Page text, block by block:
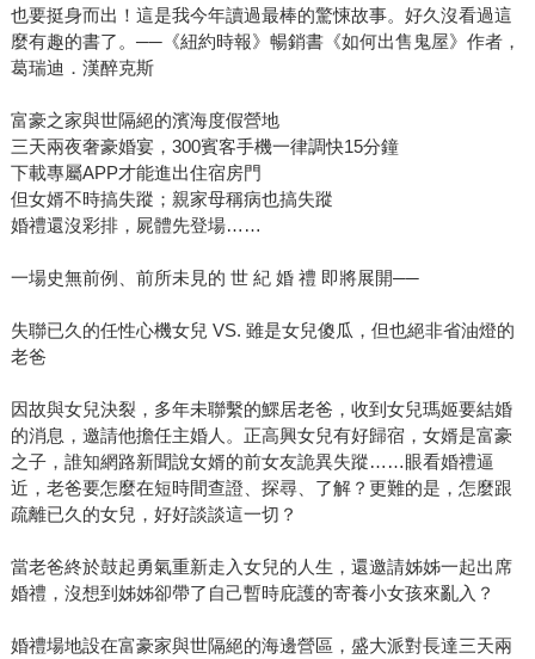
也要挺身而出！這是我今年讀過最棒的驚悚故事。好久沒看過這
麼有趣的書了。──《紐約時報》暢銷書《如何出售鬼屋》作者，
葛瑞迪．漢醉克斯
富豪之家與世隔絕的濱海度假營地
三天兩夜奢豪婚宴，300賓客手機一律調快15分鐘
下載專屬APP才能進出住宿房門
但女婿不時搞失蹤；親家母稱病也搞失蹤
婚禮還沒彩排，屍體先登場……
一場史無前例、前所未見的 世 紀 婚 禮 即將展開──
失聯已久的任性心機女兒 VS. 雖是女兒傻瓜，但也絕非省油燈的
老爸
因故與女兒決裂，多年未聯繫的鰥居老爸，收到女兒瑪姬要結婚
的消息，邀請他擔任主婚人。正高興女兒有好歸宿，女婿是富豪
之子，誰知網路新聞說女婿的前女友詭異失蹤……眼看婚禮逼
近，老爸要怎麼在短時間查證、探尋、了解？更難的是，怎麼跟
疏離已久的女兒，好好談談這一切？
當老爸終於鼓起勇氣重新走入女兒的人生，還邀請姊姊一起出席
婚禮，沒想到姊姊卻帶了自己暫時庇護的寄養小女孩來亂入？
婚禮場地設在富豪家與世隔絕的海邊營區，盛大派對長達三天兩